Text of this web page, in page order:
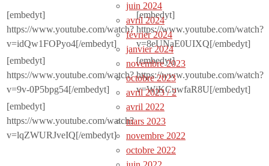
[embedyt]
https://www.youtube.com/watch?
v=idQw1FOPyo4[/embedyt]
[embedyt]
https://www.youtube.com/watch?
v=8eUNaE0UIXQ[/embedyt]
[embedyt]
https://www.youtube.com/watch?
v=9v-0P5bpg54[/embedyt]
[embedyt]
https://www.youtube.com/watch?
v=WjKCuwfaR8U[/embedyt]
[embedyt]
https://www.youtube.com/watch?
v=lqZWURJveIQ[/embedyt]
juin 2024
avril 2024
février 2024
janvier 2024
novembre 2023
octobre 2023
avril 2023 / 2
avril 2022
mars 2023
novembre 2022
octobre 2022